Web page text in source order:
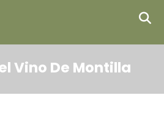
Vino De Montilla